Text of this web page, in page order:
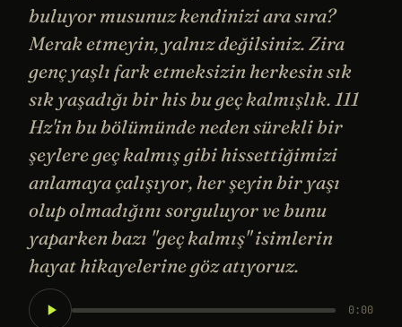
buluyor musunuz kendinizi ara sıra?
Merak etmeyin, yalnız değilsiniz. Zira
genç yaşlı fark etmeksizin herkesin sık
sık yaşadığı bir his bu geç kalmışlık. 111
Hz'in bu bölümünde neden sürekli bir
şeylere geç kalmış gibi hissettiğimizi
anlamaya çalışıyor, her şeyin bir yaşı
olup olmadığını sorguluyor ve bunu
yaparken bazı "geç kalmış" isimlerin
hayat hikayelerine göz atıyoruz.
0:00